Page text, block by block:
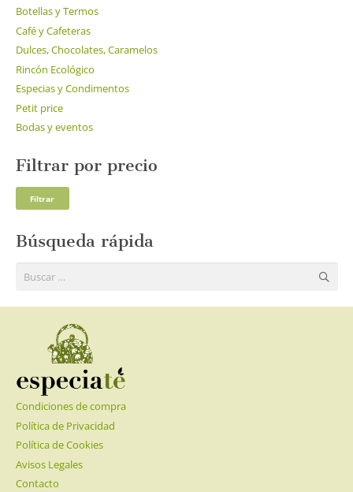
Botellas y Termos
Café y Cafeteras
Dulces, Chocolates, Caramelos
Rincón Ecológico
Especias y Condimentos
Petit price
Bodas y eventos
Filtrar por precio
Filtrar
Búsqueda rápida
Buscar:
Condiciones de compra
Política de Privacidad
Política de Cookies
Avisos Legales
Contacto